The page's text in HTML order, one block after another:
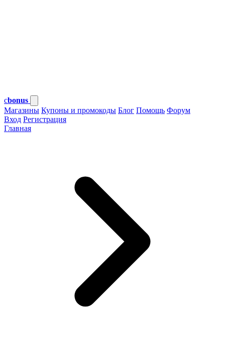
cbonus
Магазины Купоны и промокоды Блог Помощь Форум
Вход Регистрация
Главная